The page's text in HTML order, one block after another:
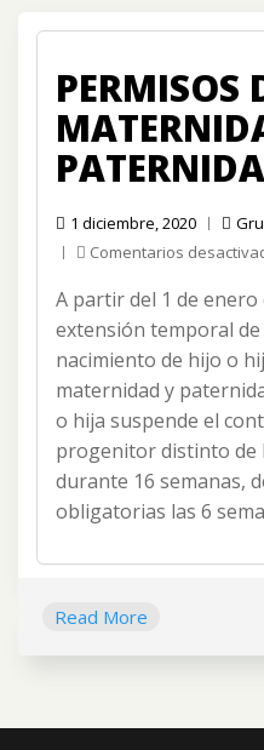
PERMISOS
1 diciembre, 2020
Comentarios
A partir del 1 de enero
extensión temporal
nacimiento de hijo o
maternidad y
o hija suspende el
progenitor distinto de
durante 16 semanas,
obligatorias las 6
Read More